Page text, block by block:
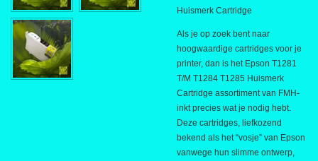
Huismerk Cartridge
Als je op zoek bent naar
hoogwaardige cartridges voor je
printer, dan is het Epson T1281
T/M T1284 T1285 Huismerk
Cartridge assortiment van FMH-
inkt precies wat je nodig hebt.
Deze cartridges, liefkozend
bekend als het “vosje” van Epson
vanwege hun slimme ontwerp,